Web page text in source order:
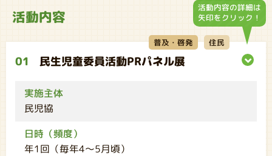
活動内容
活動内容の詳細は
矢印をクリック！
01 民生児童委員活動PRパネル展
普及・啓発 住民
実施主体
民児協
日時（頻度）
年1回（毎年4～5月頃）